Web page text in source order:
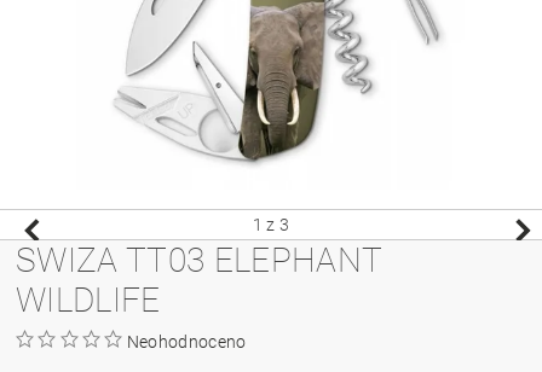
1 z 3
SWIZA TT03 ELEPHANT
WILDLIFE
Neohodnoceno